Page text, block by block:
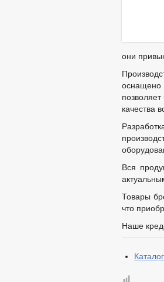
они
качества
Вся
Товары
что
Наше